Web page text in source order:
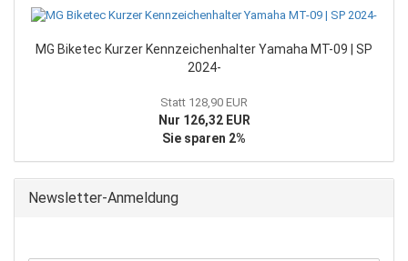
MG Biketec Kurzer Kennzeichenhalter Yamaha MT-09 | SP
2024-
Statt 128,90 EUR
Nur 126,32 EUR
Sie sparen 2%
Newsletter-Anmeldung